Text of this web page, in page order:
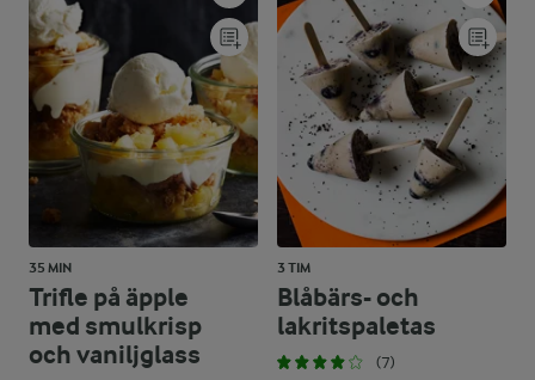
35 MIN
Trifle på äpple
med smulkrisp
och vaniljglass
3 TIM
Blåbärs- och
lakritspaletas
(7)